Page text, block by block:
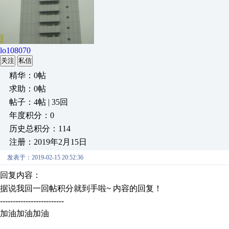
lo108070
关注 私信
精华：0帖
求助：0帖
帖子：4帖 | 35回
年度积分：0
历史总积分：114
注册：2019年2月15日
发表于：2019-02-15 20:52:36
回复内容：
据说我回一回帖积分就到手啦~ 内容的回复！
-------------------------
加油加油加油